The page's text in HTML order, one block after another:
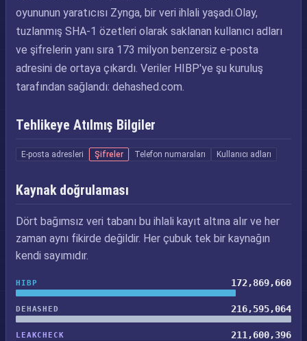
oyununun yaratıcısı Zynga, bir veri ihlali yaşadı.Olay,
tuzlanmış SHA-1 özetleri olarak saklanan kullanıcı adları
ve şifrelerin yanı sıra 173 milyon benzersiz e-posta
adresini de ortaya çıkardı. Veriler HIBP'ye şu kuruluş
tarafından sağlandı: dehashed.com.
Tehlikeye Atılmış Bilgiler
E-posta adresleri Şifreler Telefon numaraları Kullanıcı adları
Kaynak doğrulaması
Dört bağımsız veri tabanı bu ihlali kayıt altına alır ve her
zaman aynı fikirde değildir. Her çubuk tek bir kaynağın
kendi sayımıdır.
HIBP 172,869,660
DEHASHED 216,595,064
LEAKCHECK 211,600,396